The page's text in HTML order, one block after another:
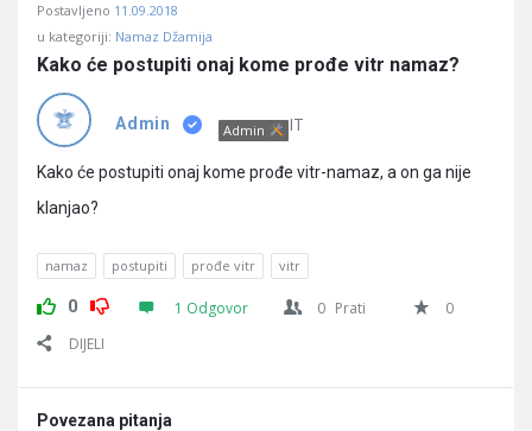
Učene
Latest
Pitanja
Postavljeno 11.09.2018
u kategoriji: Namaz Džamija
Kako će postupiti onaj kome prođe vitr namaz?
Admin Admin IT
Kako će postupiti onaj kome prođe vitr-namaz, a on ga nije
klanjao?
namaz postupiti prođe vitr vitr
0 1 Odgovor 0 Prati
0
DIJELI
Povezana pitanja